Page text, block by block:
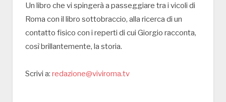
Un libro che vi spingerà a passeggiare tra i vicoli di
Roma con il libro sottobraccio, alla ricerca di un
contatto fisico con i reperti di cui Giorgio racconta,
così brillantemente, la storia.
Scrivi a: redazione@viviroma.tv